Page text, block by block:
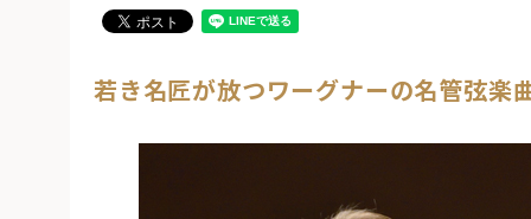
若き名匠が放つワーグナーの名管弦楽